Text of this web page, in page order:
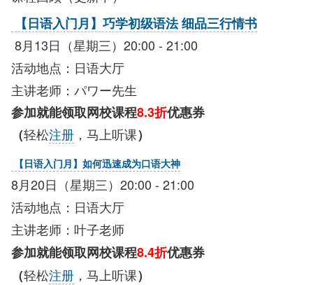
【日语入门月】巧学初级语法 细品三行情书
8月13日（星期三）20:00 - 21:00
活动地点：日语大厅
主讲老师：パワー先生
参加就能领取网校课程8.3折优惠券
（轻松注册 ，马上听课）
【日语入门月】如何迅速成为口语大神
8月20日（星期三）20:00 - 21:00
活动地点：日语大厅
主讲老师：叶子老师
参加就能领取网校课程8.4折优惠券
（轻松注册 ，马上听课）